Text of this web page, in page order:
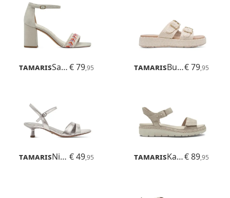
Tamaris Sadira€ 79,95 Tamaris Buno€ 79,95
Tamaris Nickie € 49,95 Tamaris Karlie€ 89,95